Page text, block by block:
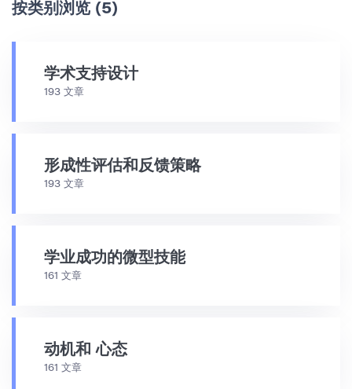
按类别浏览 (5)
学术支持设计
193 文章
形成性评估和反馈策略
193 文章
学业成功的微型技能
161 文章
动机和 心态
161 文章